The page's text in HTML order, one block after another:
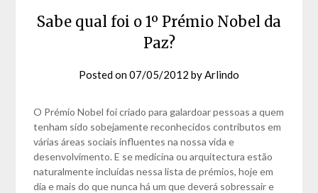
Sabe qual foi o 1º Prémio Nobel da
Paz?
Posted on07/05/2012 byArlindo
O Prémio Nobel foi criado para galardoar pessoas a quem
tenham sido sobejamente reconhecidos contributos em
várias áreas sociais influentes na nossa vida e
desenvolvimento. E se medicina ou arquitectura estão
naturalmente incluídas nessa lista de prémios, hoje em
dia e mais do que nunca há um que deverá sobressair e